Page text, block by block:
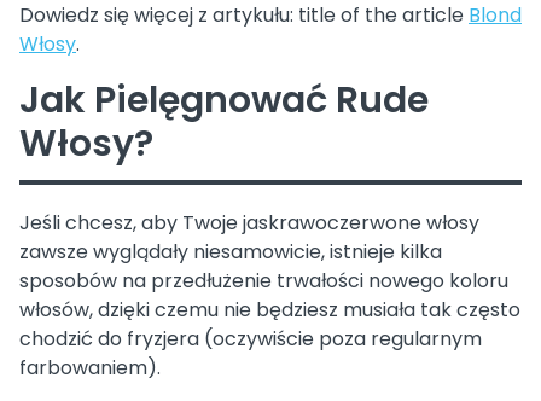
Dowiedz się więcej z artykułu: title of the article Blond
Włosy.
Jak Pielęgnować Rude
Włosy?
Jeśli chcesz, aby Twoje jaskrawoczerwone włosy
zawsze wyglądały niesamowicie, istnieje kilka
sposobów na przedłużenie trwałości nowego koloru
włosów, dzięki czemu nie będziesz musiała tak często
chodzić do fryzjera (oczywiście poza regularnym
farbowaniem).